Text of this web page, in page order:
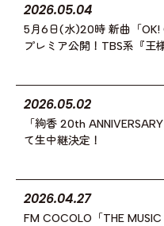
2026.05.04
5月6日(水)20時 新曲「
プレミア公開！TBS系『王
2026.05.02
「絢香 20th
て生中継決定！
2026.04.27
FM COCOLO「THE